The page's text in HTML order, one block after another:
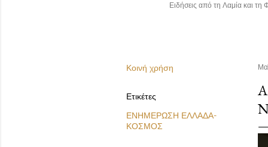
Ειδήσεις από τη Λαμία και τη
Κοινή χρήση
Ετικέτες
ΕΝΗΜΕΡΩΣΗ ΕΛΛΑΔΑ-
ΚΟΣΜΟΣ